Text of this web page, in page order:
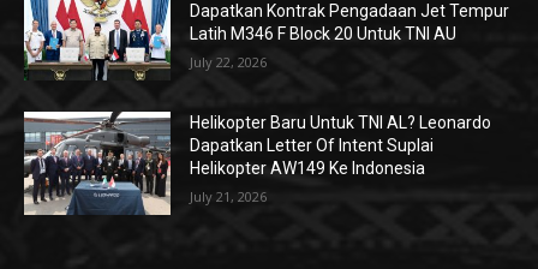
Dapatkan Kontrak Pengadaan Jet Tempur
Latih M346 F Block 20 Untuk TNI AU
July 22, 2026
Helikopter Baru Untuk TNI AL? Leonardo
Dapatkan Letter Of Intent Suplai
Helikopter AW149 Ke Indonesia
July 21, 2026